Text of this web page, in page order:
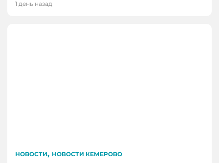
1 день назад
НОВОСТИ, НОВОСТИ КЕМЕРОВО